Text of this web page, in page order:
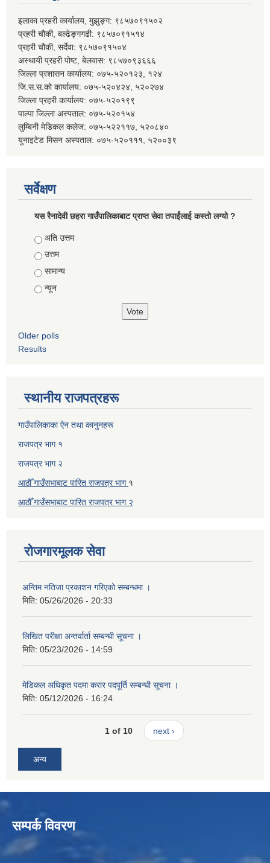
इलाका प्रहरी कार्यालय, मुझुङ्ग: ९८५७०९१५०२
प्रहरी चौकी, बल्ढेङ्गगढी: ९८५७०९१५१४
प्रहरी चौकी, सर्देवा: ९८५७०९१५०४
अस्थायी प्रहरी पोष्ट, बेलवास: ९८५७०९३६६६
जिल्ला प्रशासन कार्यालय: ०७५-५२०१२३, १२४
जि.स.स.को कार्यालय: ०७५-५२०४२४, ५२०२७४
जिल्ला प्रहरी कार्यालय: ०७५-५२०१९९
पाल्पा जिल्ला अस्पताल: ०७५-५२०१५४
लुम्बिनी मेडिकल कलेज: ०७५-५२२११७, ५२०८४०
युनाइटेड मिसन अस्पताल: ०७५-५२०१११, ५२००३९
सर्वेक्षण
यस रैनादेवी छहरा गाउँपालिकाबाट प्राप्त सेवा तपाईंलाई कस्तो लग्यो ?
Choices
अति उत्तम
उत्तम
सामान्य
न्यून
Older polls
Results
स्थानीय राजपत्रहरू
गाउँपालिकाका ऐन तथा कानुनहरू
राजपत्र भाग १
राजपत्र भाग २
आठौँ गाउँसभाबाट पारित राजपत्र भाग १
आठौँ गाउँसभाबाट पारित राजपत्र भाग २
रोजगारमूलक सेवा
अन्तिम नतिजा प्रकाशन गरिएको सम्बन्धमा ।
मिति: 05/26/2026 - 20:33
लिखित परीक्षा अन्तर्वार्ता सम्बन्धी सूचना ।
मिति: 05/23/2026 - 14:59
मेडिकल अधिकृत पदमा करार पदपूर्ति सम्बन्धी सूचना ।
मिति: 05/12/2026 - 16:24
1 of 10 next ›
अन्य
सम्पर्क विवरण